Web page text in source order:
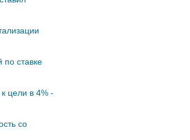
ставке
цели в 4% -
со